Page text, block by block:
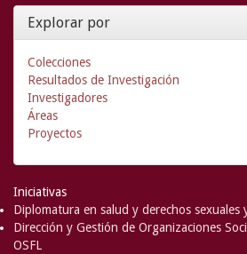
Explorar por
Colecciones
Resultados de Investigación
Investigadores
Áreas
Proyectos
Iniciativas
Diplomatura en salud y derechos sexuales
Dirección y Gestión de Organizaciones
OSFL